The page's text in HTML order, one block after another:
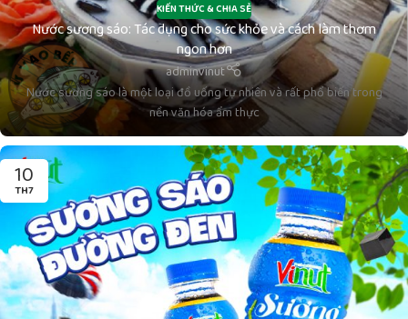
KIẾN THỨC & CHIA SẺ
Nước sương sáo: Tác dụng cho sức khỏe và cách làm thơm
ngon hơn
adminvinut
Nước sương sáo là một loại đồ uống tự nhiên và rất phổ biến trong
nền văn hóa ẩm thực
10
TH7